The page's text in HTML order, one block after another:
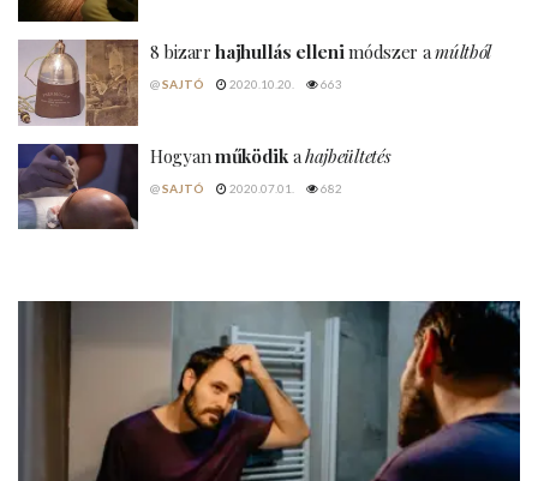
8 bizarrhajhullás ellenimódszer amúltból
@SAJTÓ 2020.10.20. 663
Hogyanműködikahajbeültetés
@SAJTÓ 2020.07.01. 682